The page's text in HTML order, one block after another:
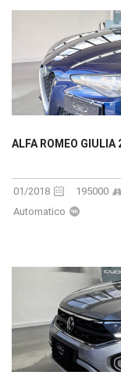
ALFA ROMEO
01/2018 195000
Automatico